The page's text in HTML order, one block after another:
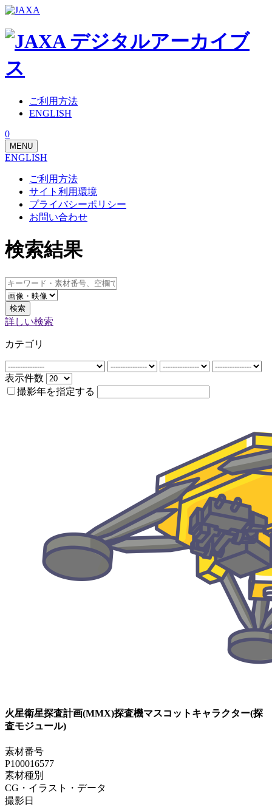
ご利用方法
ENGLISH
0
MENU
ENGLISH
ご利用方法
サイト利用環境
プライバシーポリシー
お問い合わせ
検索結果
検索
詳しい検索
カテゴリ
表示件数
撮影年を指定する
火星衛星探査計画(MMX)探査機マスコットキャラクター(探
査モジュール)
素材番号
P100016577
素材種別
CG・イラスト・データ
撮影日